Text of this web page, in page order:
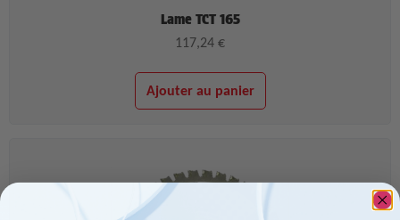
Lame TCT 165
117,24 €
Ajouter au panier